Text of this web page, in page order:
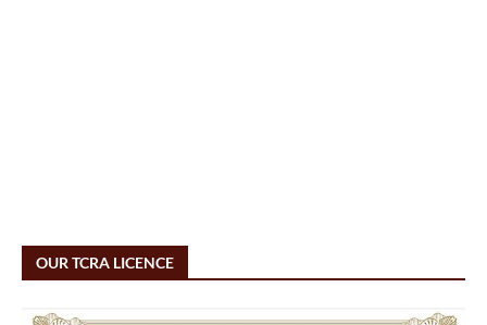
OUR TCRA LICENCE